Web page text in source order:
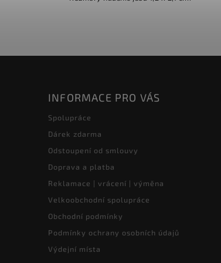
INFORMACE PRO VÁS
Spolupráce
Dárek zdarma
Odstoupení od smlouvy
Doprava a platba
Reklamace | vrácení | výměna
Velkoobchodní spolupráce
Obchodní podmínky
Podmínky ochrany osobních údajů
Výdejní místa